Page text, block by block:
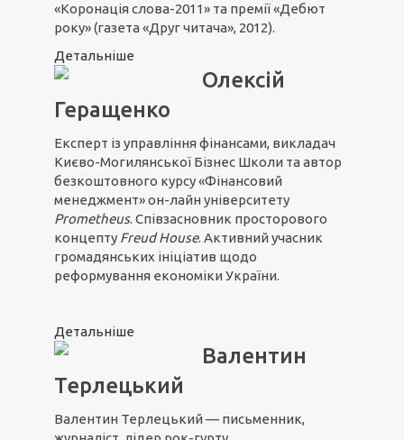
«Коронація слова-2011» та премії «Дебют
року» (газета «Друг читача», 2012).
Детальніше
Олексій
Геращенко
Експерт із управління фінансами, викладач
Києво-Могилянської Бізнес Школи та автор
безкоштовного курсу «Фінансовий
менеджмент» он-лайн університету
Prometheus. Співзасновник просторового
концепту Freud House. Активний учасник
громадянських ініціатив щодо
реформування економіки України.
Детальніше
Валентин
Терлецький
Валентин Терлецький — письменник,